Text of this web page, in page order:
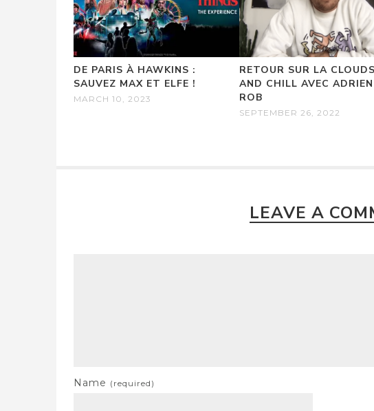
DE PARIS À HAWKINS :
SAUVEZ MAX ET ELFE !
MARCH 10, 2023
RETOUR SUR LA CLOUDS
AND CHILL AVEC ADRIEN
ROB
SEPTEMBER 26, 2022
LEAVE A
Name (required)